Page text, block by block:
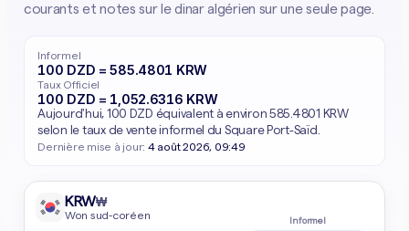
courants et notes sur le dinar algérien sur une seule page.
Informel
100 DZD = 585.4801 KRW
Taux Officiel
100 DZD = 1,052.6316 KRW
Aujourd'hui, 100 DZD équivalent à environ 585.4801 KRW
selon le taux de vente informel du Square Port-Saïd.
Dernière mise à jour: 4 août 2026, 09:49
KRW₩
Won sud-coréen Informel